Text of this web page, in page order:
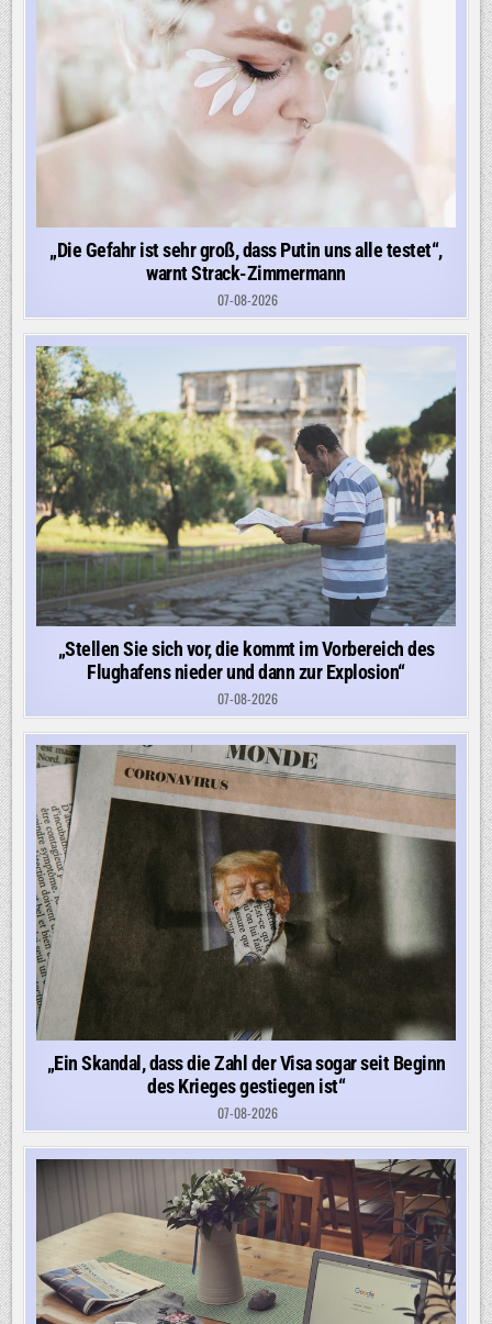
„Die Gefahr ist sehr groß, dass Putin uns alle testet“,
warnt Strack-Zimmermann
07-08-2026
„Stellen Sie sich vor, die kommt im Vorbereich des
Flughafens nieder und dann zur Explosion“
07-08-2026
„Ein Skandal, dass die Zahl der Visa sogar seit Beginn
des Krieges gestiegen ist“
07-08-2026